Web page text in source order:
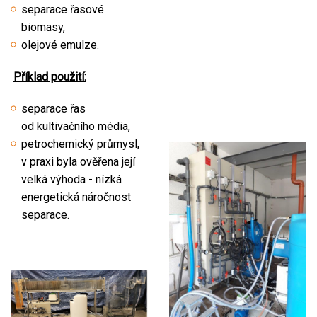
separace řasové
biomasy,
olejové emulze.
Příklad použití:
separace řas
od kultivačního média,
petrochemický průmysl,
v praxi byla ověřena její
velká výhoda - nízká
energetická náročnost
separace.